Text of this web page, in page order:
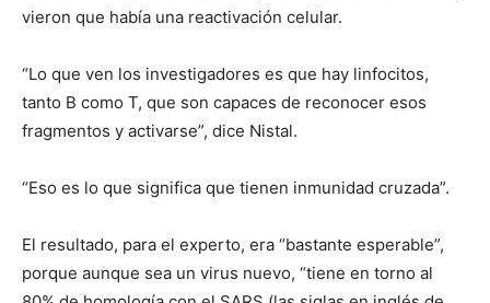
vieron que había una reactivación celular.
“Lo que ven los investigadores es que hay linfocitos,
tanto B como T, que son capaces de reconocer esos
fragmentos y activarse”, dice Nistal.
“Eso es lo que significa que tienen inmunidad cruzada”.
El resultado, para el experto, era “bastante esperable”,
porque aunque sea un virus nuevo, “tiene en torno al